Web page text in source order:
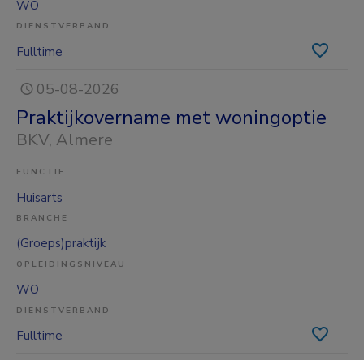
WO
DIENSTVERBAND
Fulltime
05-08-2026
Praktijkovername met woningoptie
BKV, Almere
FUNCTIE
Huisarts
BRANCHE
(Groeps)praktijk
OPLEIDINGSNIVEAU
WO
DIENSTVERBAND
Fulltime